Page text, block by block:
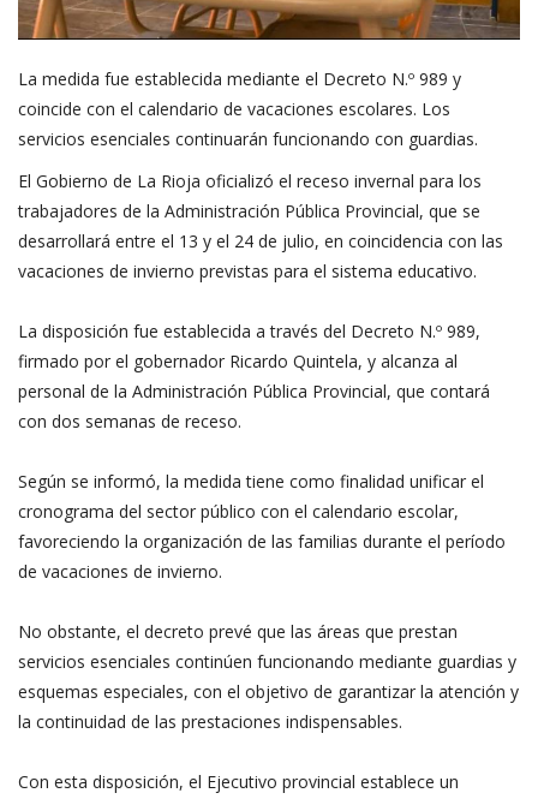
La medida fue establecida mediante el Decreto N.º 989 y
coincide con el calendario de vacaciones escolares. Los
servicios esenciales continuarán funcionando con guardias.
El Gobierno de La Rioja oficializó el receso invernal para los
trabajadores de la Administración Pública Provincial, que se
desarrollará entre el 13 y el 24 de julio, en coincidencia con las
vacaciones de invierno previstas para el sistema educativo.
La disposición fue establecida a través del Decreto N.º 989,
firmado por el gobernador Ricardo Quintela, y alcanza al
personal de la Administración Pública Provincial, que contará
con dos semanas de receso.
Según se informó, la medida tiene como finalidad unificar el
cronograma del sector público con el calendario escolar,
favoreciendo la organización de las familias durante el período
de vacaciones de invierno.
No obstante, el decreto prevé que las áreas que prestan
servicios esenciales continúen funcionando mediante guardias y
esquemas especiales, con el objetivo de garantizar la atención y
la continuidad de las prestaciones indispensables.
Con esta disposición, el Ejecutivo provincial establece un